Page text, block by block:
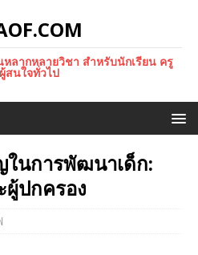
ลากหลายวิชา สำหรับนักเรียน ครู
สนใจทั่วไป
นการพัฒนาเด็ก:
ปกครอง